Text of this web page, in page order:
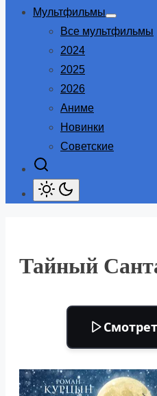
Мультфильмы
Show
sub
Все мультфильмы
2024
2025
2026
Аниме
Новинки
Советские
Тайный